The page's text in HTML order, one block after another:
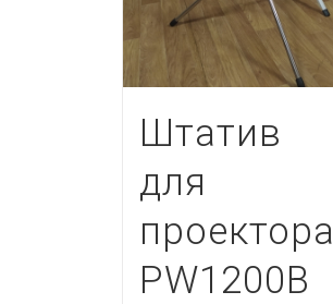
Штатив
для
проектора
PW1200В